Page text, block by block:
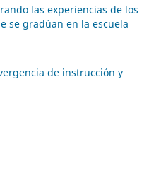
las experiencias de los
se gradúan en la escuela
de instrucción y